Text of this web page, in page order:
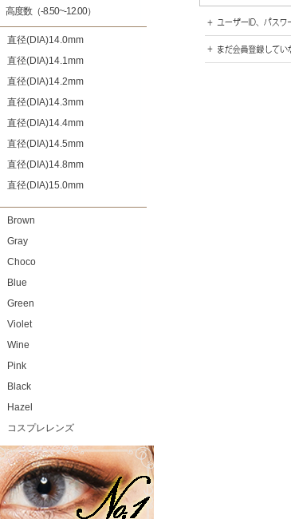
高度数（-8.50~-12.00）
直径(DIA)14.0mm
直径(DIA)14.1mm
直径(DIA)14.2mm
直径(DIA)14.3mm
直径(DIA)14.4mm
直径(DIA)14.5mm
直径(DIA)14.8mm
直径(DIA)15.0mm
Brown
Gray
Choco
Blue
Green
Violet
Wine
Pink
Black
Hazel
コスプレレンズ